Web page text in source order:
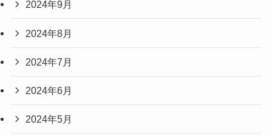
2024年9月
2024年8月
2024年7月
2024年6月
2024年5月